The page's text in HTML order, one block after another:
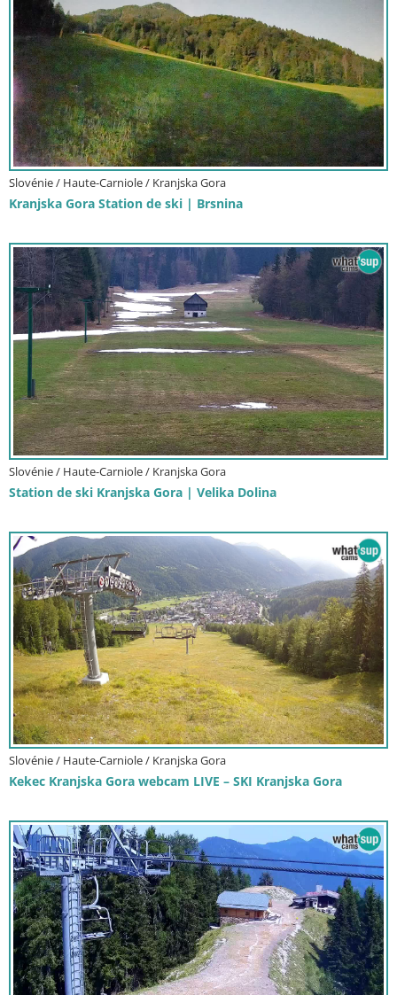
Slovénie / Haute-Carniole / Kranjska Gora
Kranjska Gora Station de ski | Brsnina
Slovénie / Haute-Carniole / Kranjska Gora
Station de ski Kranjska Gora | Velika Dolina
Slovénie / Haute-Carniole / Kranjska Gora
Kekec Kranjska Gora webcam LIVE – SKI Kranjska Gora